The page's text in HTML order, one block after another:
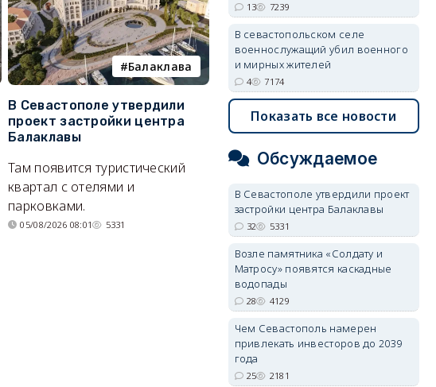
Балаклава
В Севастополе утвердили
проект застройки центра
Балаклавы
Там появится туристический
квартал с отелями и
парковками.
05/08/2026 08:01 5331
На диких пляжах
Севастополя появились
инспекторы
Могут ли оштрафовать за отдых
на необорудованном пляже?
31/07/2026 10:24 5937
13 7239
В севастопольском селе
военнослужащий убил военного
и мирных жителей
4 7174
Показать все новости
Обсуждаемое
В Севастополе утвердили проект
застройки центра Балаклавы
32 5331
Возле памятника «Солдату и
Матросу» появятся каскадные
водопады
28 4129
Чем Севастополь намерен
привлекать инвесторов до 2039
года
25 2181